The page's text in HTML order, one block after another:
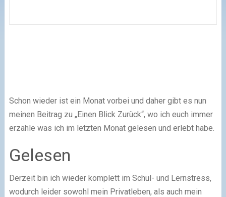
Schon wieder ist ein Monat vorbei und daher gibt es nun
meinen Beitrag zu „Einen Blick Zurück“, wo ich euch immer
erzähle was ich im letzten Monat gelesen und erlebt habe.
Gelesen
Derzeit bin ich wieder komplett im Schul- und Lernstress,
wodurch leider sowohl mein Privatleben, als auch mein